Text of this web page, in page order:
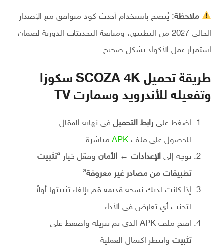
ملاحظة: يُنصح باستخدام أحدث كود متوافق مع الإصدار
الحالي 2027 من التطبيق، ومتابعة التحديثات الدورية لضمان
استمرار عمل الأكواد بشكل صحيح.
طريقة تحميل SCOZA 4K سكوزا
وتفعيله للأندرويد وسمارت TV
اضغط على رابط التحميل في نهاية المقال
للحصول على ملفAPK مباشرة
توجه إلى الإعدادات ← الأمان وفعّل خيار “تثبيت
تطبيقات من مصادر غير معروفة”
إذا كانت لديك نسخة قديمة قم بإلغاء تثبيتها أولاً
لتجنب أي تعارض في الأداء
افتح ملف APK الذي تم تنزيله واضغط على
تثبيت وانتظر اكتمال العملية